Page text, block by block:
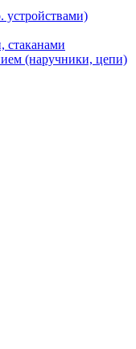
устройствами)
стаканами
(наручники, цепи)